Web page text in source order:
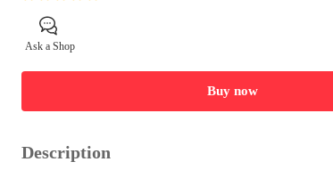
Ask a Shop
Buy now
Description